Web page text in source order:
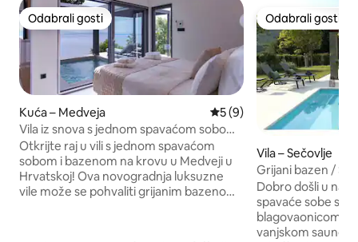
Odabrali gosti
Odabrali gosti
Kuća – Medveja Prosječna ocjena: 5/5,
5 (9)
Vila iz snova s jednom spavaćom sobom:
grijani bazen, masažna kada i sauna!
Otkrijte raj u vili s jednom spavaćom
sobom i bazenom na krovu u Medveji u
Hrvatskoj! Ova novogradnja luksuzne
vile može se pohvaliti grijanim bazenom
Odabrali gosti
Odabrali gosti
Vila – Sečovlje
Grijani bazen /
sobe – Villa
Dobro došli u
spavaće sobe s
blagovaonicom
vanjskom